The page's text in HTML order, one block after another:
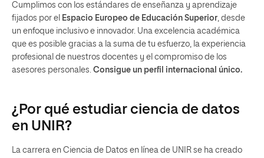
Cumplimos con los estándares de enseñanza y aprendizaje
fijados por el Espacio Europeo de Educación Superior, desde
un enfoque inclusivo e innovador. Una excelencia académica
que es posible gracias a la suma de tu esfuerzo, la experiencia
profesional de nuestros docentes y el compromiso de los
asesores personales. Consigue un perfil internacional único.
¿Por qué estudiar ciencia de datos
en UNIR?
La carrera en Ciencia de Datos en línea de UNIR se ha creado